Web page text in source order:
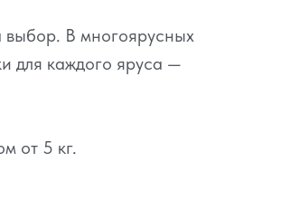
выбор. В многоярусных
для каждого яруса —
от 5 кг.